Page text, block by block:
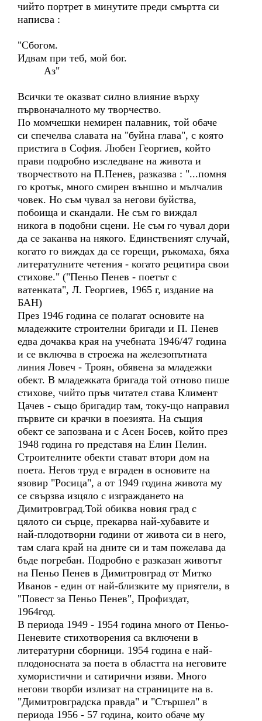
чийто портрет в минутите преди смъртта си
написва :
"Сбогом.
Идвам при теб, мой бог.
Аз"
Всички те оказват силно влияние върху
първоначалното му творчество.
По момчешки немирен палавник, той обаче
си спечелва славата на "буйна глава", с която
пристига в София. Любен Георгиев, който
прави подробно изследване на живота и
творчеството на П.Пенев, разказва : "...помня
го кротък, много смирен външно и мълчалив
човек. Но съм чувал за негови буйства,
побоища и скандали. Не съм го виждал
никога в подобни сцени. Не съм го чувал дори
да се заканва на някого. Единственият случай,
когато го виждах да се горещи, ръкомаха, бяха
литератулните четения - когато рецитира свои
стихове." ("Пеньо Пенев - поетът с
ватенката", Л. Георгиев, 1965 г, издание на
БАН)
През 1946 година се полагат основите на
младежките строителни бригади и П. Пенев
едва дочаква края на учебната 1946/47 година
и се включва в строежа на железопътната
линия Ловеч - Троян, обявена за младежки
обект. В младежката бригада той отново пише
стихове, чийто пръв читател става Климент
Цачев - също бригадир там, току-що направил
първите си крачки в поезията. На същия
обект се запозвана и с Асен Босев, който през
1948 година го представя на Елин Пелин.
Строителните обекти стават втори дом на
поета. Негов труд е вграден в основите на
язовир "Росица", а от 1949 година живота му
се свързва изцяло с изграждането на
Димитровград.Той обиква новия град с
цялото си сърце, прекарва най-хубавите и
най-плодотворни години от живота си в него,
там слага край на дните си и там пожелава да
бъде погребан. Подробно е разказан животът
на Пеньо Пенев в Димитровград от Митко
Иванов - един от най-близките му приятели, в
"Повест за Пеньо Пенев", Профиздат,
1964год.
В периода 1949 - 1954 година много от Пеньо-
Пеневите стихотворения са включени в
литературни сборници. 1954 година е най-
плодоносната за поета в областта на неговите
хумористични и сатирични изяви. Много
негови творби излизат на страниците на в.
"Димитровградска правда" и "Стършел" в
периода 1956 - 57 година, които обаче му